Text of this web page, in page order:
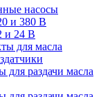
насосы
и 380 В
и 24 В
для масла
для раздачи масла